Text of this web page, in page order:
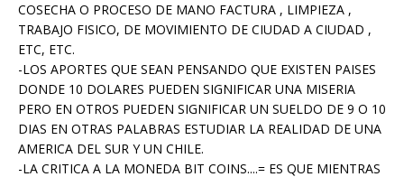
COSECHA O PROCESO DE MANO FACTURA , LIMPIEZA ,
TRABAJO FISICO, DE MOVIMIENTO DE CIUDAD A CIUDAD ,
ETC, ETC.
-LOS APORTES QUE SEAN PENSANDO QUE EXISTEN PAISES
DONDE 10 DOLARES PUEDEN SIGNIFICAR UNA MISERIA
PERO EN OTROS PUEDEN SIGNIFICAR UN SUELDO DE 9 O 10
DIAS EN OTRAS PALABRAS ESTUDIAR LA REALIDAD DE UNA
AMERICA DEL SUR Y UN CHILE.
-LA CRITICA A LA MONEDA BIT COINS....= ES QUE MIENTRAS